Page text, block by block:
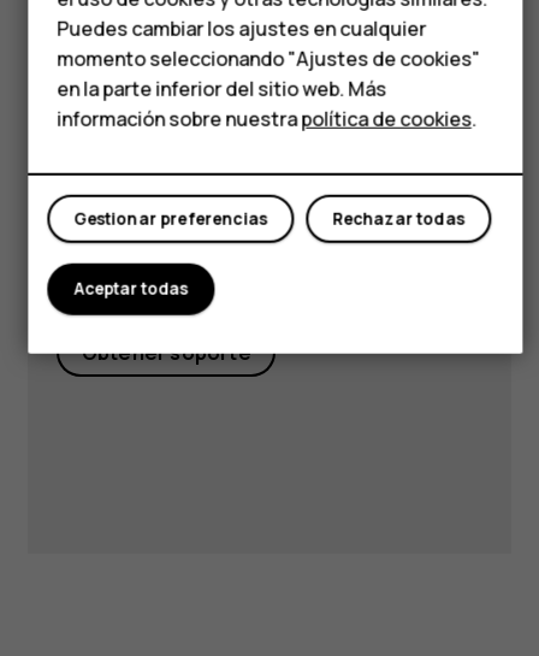
HMD Terra M
Comprar
¿Tienes preguntas?
Visita nuestro centro de
soporte pararespuestas y
apoyo.
Obtener soporte
Puedes cambiar los ajustes en cualquier
momento seleccionando "Ajustes de cookies"
en la parte inferior del sitio web. Más
información sobre nuestrapolítica de cookies.
Rechazar todas
Gestionar preferencias
Aceptar todas